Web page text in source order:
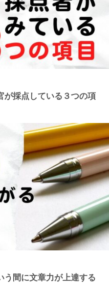
採点している３つの項
う間に文章力が上達する